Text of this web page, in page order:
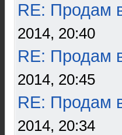
RE: Продам
2014, 20:40
RE: Продам
2014, 20:45
RE: Продам
2014, 20:34